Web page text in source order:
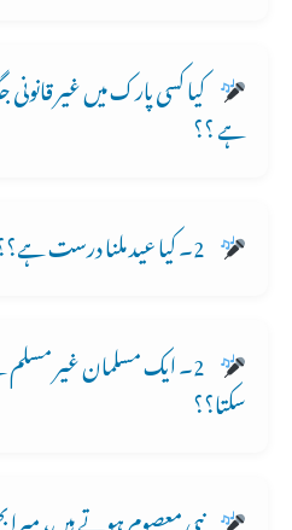
کیا کسی پارک میں غیر قانونی
ہے ؟؟
2۔ کیا عید ملنا درست ہے؟؟
2۔ ایک مسلمان غیر
سکتا؟؟
نبی معصوم ہوتے ہیں،